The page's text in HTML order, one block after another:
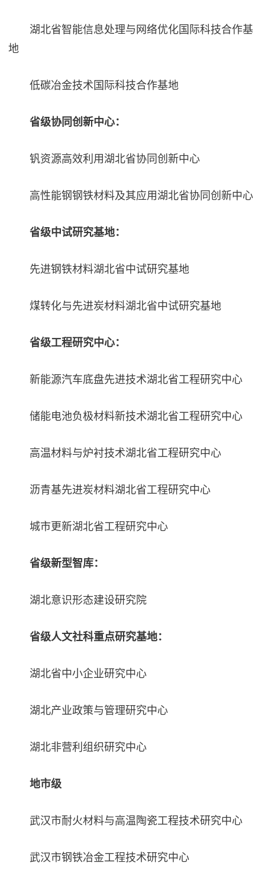
湖北省智能信息处理与网络优化国际科技合作基
地
低碳冶金技术国际科技合作基地
省级协同创新中心：
钒资源高效利用湖北省协同创新中心
高性能钢钢铁材料及其应用湖北省协同创新中心
省级中试研究基地：
先进钢铁材料湖北省中试研究基地
煤转化与先进炭材料湖北省中试研究基地
省级工程研究中心：
新能源汽车底盘先进技术湖北省工程研究中心
储能电池负极材料新技术湖北省工程研究中心
高温材料与炉衬技术湖北省工程研究中心
沥青基先进炭材料湖北省工程研究中心
城市更新湖北省工程研究中心
省级新型智库：
湖北意识形态建设研究院
省级人文社科重点研究基地：
湖北省中小企业研究中心
湖北产业政策与管理研究中心
湖北非营利组织研究中心
地市级
武汉市耐火材料与高温陶瓷工程技术研究中心
武汉市钢铁冶金工程技术研究中心